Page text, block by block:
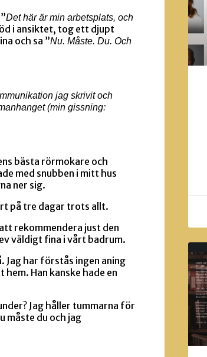
Det här är min arbetsplats, och
i ansiktet, tog ett djupt
och sa ”Nu. Måste. Du. Och
jag skrivit och
(min gissning:
bästa rörmokare och
med snubben i mitt hus
ner sig.
på tre dagar trots allt.
rekommendera just den
väldigt fina i vårt badrum.
Jag har förstås ingen aning
hem. Han kanske hade en
Jag håller tummarna för
måste du och jag